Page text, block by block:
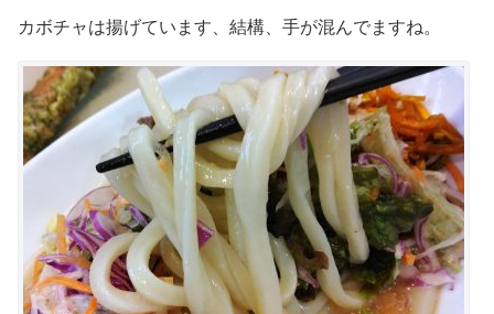
カボチャは揚げています、結構、手が混んでますね。